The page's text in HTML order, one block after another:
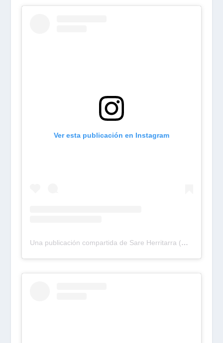
Ver esta publicación en Instagram
Una publicación compartida de Sare Herritarra (@sareherritarra)